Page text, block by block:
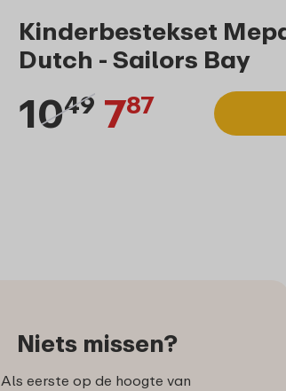
Kinderbestekset
Dutch - Sailors Bay
1049 787
Niets missen?
Als eerste op de hoogte van